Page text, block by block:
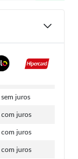
sem juros
com juros
com juros
com juros